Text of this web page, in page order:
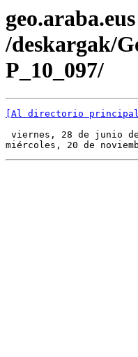
/deskargak/
P_10_097/
[Al directorio
viernes, 28 de junio
miércoles, 20 de